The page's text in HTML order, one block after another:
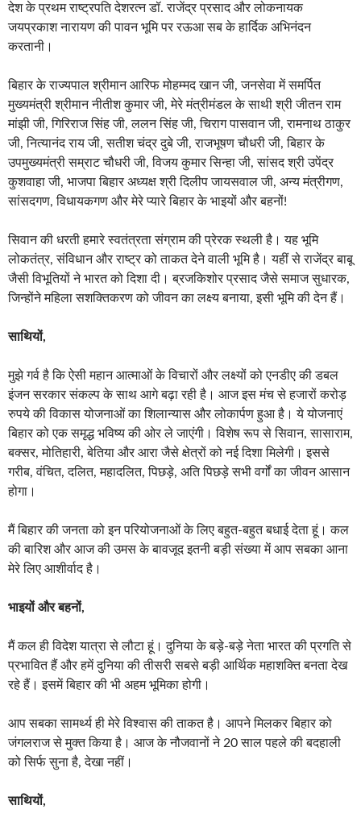
देश के प्रथम राष्ट्रपति देशरत्न डॉ. राजेंद्र प्रसाद और लोकनायक
जयप्रकाश नारायण की पावन भूमि पर रऊआ सब के हार्दिक अभिनंदन
करतानी।
बिहार के राज्यपाल श्रीमान आरिफ मोहम्मद खान जी, जनसेवा में समर्पित
मुख्यमंत्री श्रीमान नीतीश कुमार जी, मेरे मंत्रीमंडल के साथी श्री जीतन राम
मांझी जी, गिरिराज सिंह जी, ललन सिंह जी, चिराग पासवान जी, रामनाथ ठाकुर
जी, नित्यानंद राय जी, सतीश चंद्र दुबे जी, राजभूषण चौधरी जी, बिहार के
उपमुख्यमंत्री सम्राट चौधरी जी, विजय कुमार सिन्हा जी, सांसद श्री उपेंद्र
कुशवाहा जी, भाजपा बिहार अध्यक्ष श्री दिलीप जायसवाल जी, अन्य मंत्रीगण,
सांसदगण, विधायकगण और मेरे प्यारे बिहार के भाइयों और बहनों!
सिवान की धरती हमारे स्वतंत्रता संग्राम की प्रेरक स्थली है। यह भूमि
लोकतंत्र, संविधान और राष्ट्र को ताकत देने वाली भूमि है। यहीं से राजेंद्र बाबू
जैसी विभूतियों ने भारत को दिशा दी। ब्रजकिशोर प्रसाद जैसे समाज सुधारक,
जिन्होंने महिला सशक्तिकरण को जीवन का लक्ष्य बनाया, इसी भूमि की देन हैं।
साथियों,
मुझे गर्व है कि ऐसी महान आत्माओं के विचारों और लक्ष्यों को एनडीए की डबल
इंजन सरकार संकल्प के साथ आगे बढ़ा रही है। आज इस मंच से हजारों करोड़
रुपये की विकास योजनाओं का शिलान्यास और लोकार्पण हुआ है। ये योजनाएं
बिहार को एक समृद्ध भविष्य की ओर ले जाएंगी। विशेष रूप से सिवान, सासाराम,
बक्सर, मोतिहारी, बेतिया और आरा जैसे क्षेत्रों को नई दिशा मिलेगी। इससे
गरीब, वंचित, दलित, महादलित, पिछड़े, अति पिछड़े सभी वर्गों का जीवन आसान
होगा।
मैं बिहार की जनता को इन परियोजनाओं के लिए बहुत-बहुत बधाई देता हूं। कल
की बारिश और आज की उमस के बावजूद इतनी बड़ी संख्या में आप सबका आना
मेरे लिए आशीर्वाद है।
भाइयों और बहनों,
मैं कल ही विदेश यात्रा से लौटा हूं। दुनिया के बड़े-बड़े नेता भारत की प्रगति से
प्रभावित हैं और हमें दुनिया की तीसरी सबसे बड़ी आर्थिक महाशक्ति बनता देख
रहे हैं। इसमें बिहार की भी अहम भूमिका होगी।
आप सबका सामर्थ्य ही मेरे विश्वास की ताकत है। आपने मिलकर बिहार को
जंगलराज से मुक्त किया है। आज के नौजवानों ने 20 साल पहले की बदहाली
को सिर्फ सुना है, देखा नहीं।
साथियों,